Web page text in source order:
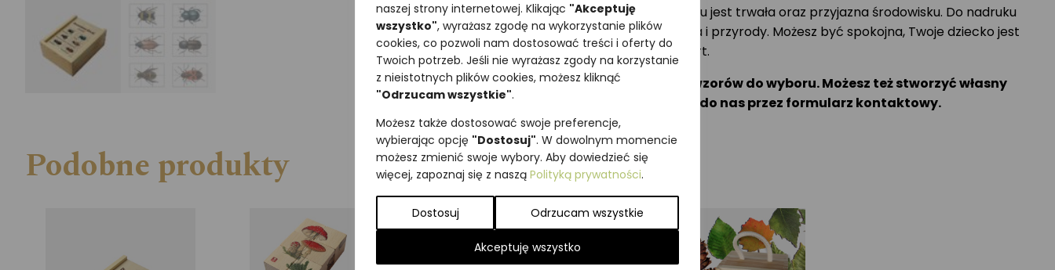
naszej strony internetowej. Klikając "Akceptuję
wszystko", wyrażasz zgodę na wykorzystanie plików
cookies, co pozwoli nam dostosować treści i oferty do
Twoich potrzeb. Jeśli nie wyrażasz zgody na korzystanie
z nieistotnych plików cookies, możesz kliknąć
"Odrzucam wszystkie".
Możesz także dostosować swoje preferencje,
wybierając opcję "Dostosuj". W dowolnym momencie
możesz zmienić swoje wybory. Aby dowiedzieć się
więcej, zapoznaj się z naszą Polityką prywatności.
Dostosuj Odrzucam wszystkie
Akceptuję wszystko
Kostkę wykonano z litego drewna, dzięki czemu jest trwała oraz przyjazna środowisku. Do nadruku
ilustracji użyliśmy farb neutralnych dla zdrowia i przyrody. Możesz być spokojna, Twoje dziecko jest
bezpieczne w czasie zabawy klockami Puls-Art.
W naszej ofercie znajdziesz kilkadziesiąt wzorów do wyboru. Możesz też stworzyć własny
wzór na zamówienie. Aby to zrobić, napisz do nas przez formularz kontaktowy.
Podobne produkty